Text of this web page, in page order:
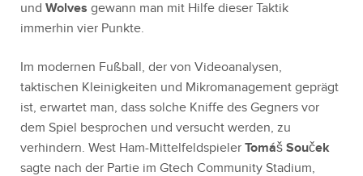
und Wolves gewann man mit Hilfe dieser Taktik
immerhin vier Punkte.
Im modernen Fußball, der von Videoanalysen,
taktischen Kleinigkeiten und Mikromanagement geprägt
ist, erwartet man, dass solche Kniffe des Gegners vor
dem Spiel besprochen und versucht werden, zu
verhindern. West Ham-Mittelfeldspieler Tomáš Souček
sagte nach der Partie im Gtech Community Stadium,